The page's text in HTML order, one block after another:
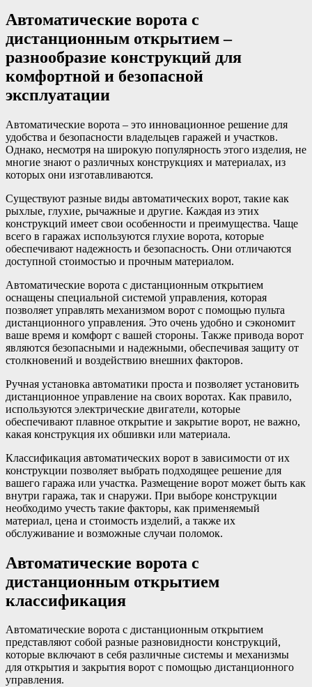
Автоматические ворота с
дистанционным открытием –
разнообразие конструкций для
комфортной и безопасной
эксплуатации
Автоматические ворота – это инновационное решение для
удобства и безопасности владельцев гаражей и участков.
Однако, несмотря на широкую популярность этого изделия, не
многие знают о различных конструкциях и материалах, из
которых они изготавливаются.
Существуют разные виды автоматических ворот, такие как
рыхлые, глухие, рычажные и другие. Каждая из этих
конструкций имеет свои особенности и преимущества. Чаще
всего в гаражах используются глухие ворота, которые
обеспечивают надежность и безопасность. Они отличаются
доступной стоимостью и прочным материалом.
Автоматические ворота с дистанционным открытием
оснащены специальной системой управления, которая
позволяет управлять механизмом ворот с помощью пульта
дистанционного управления. Это очень удобно и сэкономит
ваше время и комфорт с вашей стороны. Также привода ворот
являются безопасными и надежными, обеспечивая защиту от
столкновений и воздействию внешних факторов.
Ручная установка автоматики проста и позволяет установить
дистанционное управление на своих воротах. Как правило,
используются электрические двигатели, которые
обеспечивают плавное открытие и закрытие ворот, не важно,
какая конструкция их обшивки или материала.
Классификация автоматических ворот в зависимости от их
конструкции позволяет выбрать подходящее решение для
вашего гаража или участка. Размещение ворот может быть как
внутри гаража, так и снаружи. При выборе конструкции
необходимо учесть такие факторы, как применяемый
материал, цена и стоимость изделий, а также их
обслуживание и возможные случаи поломок.
Автоматические ворота с
дистанционным открытием
классификация
Автоматические ворота с дистанционным открытием
представляют собой разные разновидности конструкций,
которые включают в себя различные системы и механизмы
для открытия и закрытия ворот с помощью дистанционного
управления.